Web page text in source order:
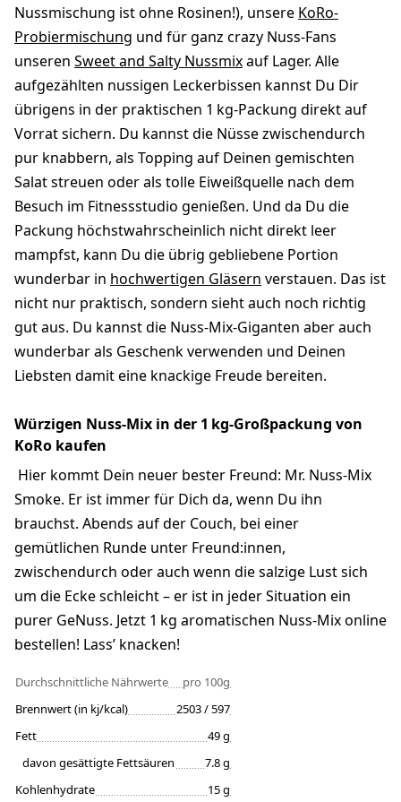
Nussmischung ist ohne Rosinen!), unsere KoRo-
Probiermischung und für ganz crazy Nuss-Fans
unseren Sweet and Salty Nussmixauf Lager. Alle
aufgezählten nussigen Leckerbissen kannst Du Dir
übrigens in der praktischen 1 kg-Packung direkt auf
Vorrat sichern. Du kannst die Nüsse zwischendurch
pur knabbern, als Topping auf Deinen gemischten
Salat streuen oder als tolle Eiweißquelle nach dem
Besuch im Fitnessstudio genießen. Und da Du die
Packung höchstwahrscheinlich nicht direkt leer
mampfst, kann Du die übrig gebliebene Portion
wunderbar in hochwertigen Gläsern verstauen. Das ist
nicht nur praktisch, sondern sieht auch noch richtig
gut aus. Du kannst die Nuss-Mix-Giganten aber auch
wunderbar als Geschenk verwenden und Deinen
Liebsten damit eine knackige Freude bereiten.
Würzigen Nuss-Mix in der 1 kg-Großpackung von
KoRo kaufen
Hier kommt Dein neuer bester Freund: Mr. Nuss-Mix
Smoke. Er ist immer für Dich da, wenn Du ihn
brauchst. Abends auf der Couch, bei einer
gemütlichen Runde unter Freund:innen,
zwischendurch oder auch wenn die salzige Lust sich
um die Ecke schleicht – er ist in jeder Situation ein
purer GeNuss. Jetzt 1 kg aromatischen Nuss-Mix online
bestellen! Lass’ knacken!
Durchschnittliche Nährwerte
pro 100g
Brennwert (in kj/kcal)
2503 / 597
Fett
49 g
davon gesättigte Fettsäuren
7.8 g
Kohlenhydrate
15 g